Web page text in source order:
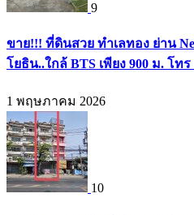
9
ขาย!!! ที่ดินสวย ทำเลทอง ย่าน
โยธิน..ใกล้ BTS เพียง 900 ม. โทร
1 พฤษภาคม 2026
10